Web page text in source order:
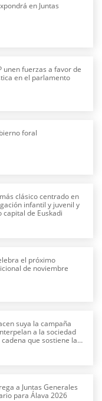
en Juntas
unen fuerzas a favor de
en el parlamento
foral
clásico centrado en
infantil y juvenil y
capital de Euskadi
el próximo
de noviembre
suya la campaña
a la sociedad
que sostiene la
a Juntas Generales
para Álava 2026